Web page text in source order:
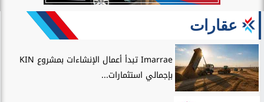
عقارات
Imarrae تبدأ أعمال الإنشاءات بمشروع KIN
بإجمالي استثمارات...